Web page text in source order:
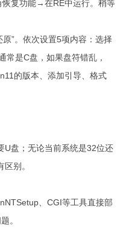
恢复功能→在RE中运行。稍等
原”。依次设置5项内容：选择
常是C盘，如果盘符错乱，
的版本、添加引导、格式
U盘；无论当前系统是32位还
别。
、CGI等工具直接部
。